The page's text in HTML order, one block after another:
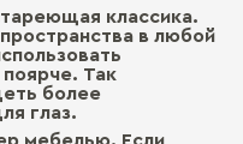
классика.
в любой
Так
более
глаз.